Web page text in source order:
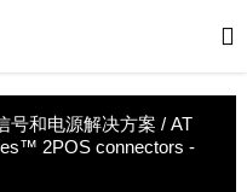

号和电源解决方案 / AT
2POS connectors -